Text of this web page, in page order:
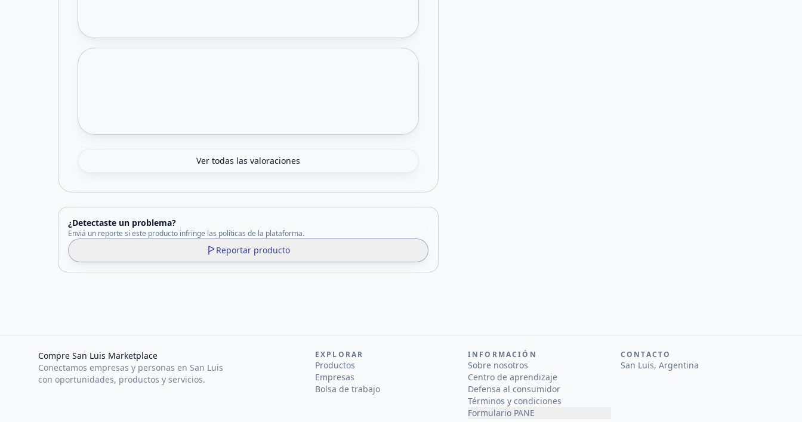
Ver todas las valoraciones
¿Detectaste un problema?
Enviá un reporte si este producto infringe las políticas de la plataforma.
Reportar producto
Compre San Luis Marketplace
Conectamos empresas y personas en San Luis
con oportunidades, productos y servicios.
EXPLORAR
Productos
Empresas
Bolsa de trabajo
INFORMACIÓN
Sobre nosotros
Centro de aprendizaje
Defensa al consumidor
Términos y condiciones
Formulario PANE
CONTACTO
San Luis, Argentina